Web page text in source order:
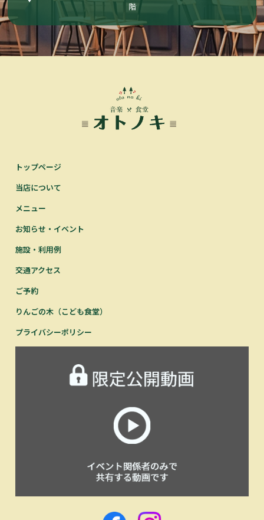
階
トップページ
当店について
メニュー
お知らせ・イベント
施設・利用例
交通アクセス
ご予約
りんごの木（こども食堂）
プライバシーポリシー